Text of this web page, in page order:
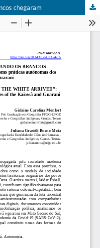
chegaram